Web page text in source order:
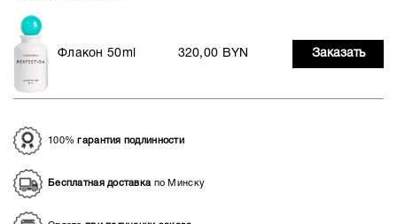
Флакон 50ml 320,00 BYN Заказать
100%гарантия подлинности
Бесплатная доставкапо Минску